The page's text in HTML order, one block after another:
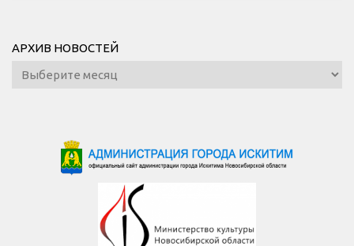
АРХИВ НОВОСТЕЙ
Архив
новостей